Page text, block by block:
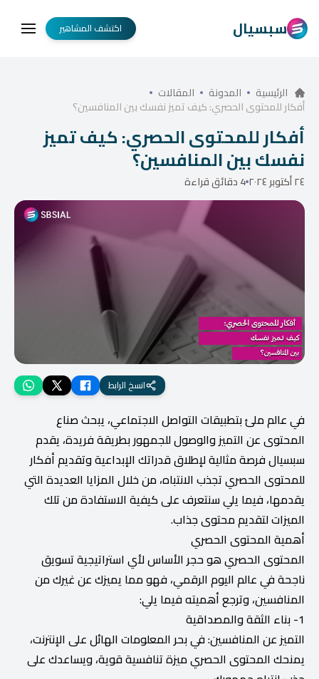
سبسيال اكتشف المشاهير
الرئيسية المدونة المقالات
أفكار للمحتوى الحصري: كيف تميز نفسك بين المنافسين؟
أفكار للمحتوى الحصري: كيف تميز
نفسك بين المنافسين؟
٢٤ أكتوبر ٢٠٢٤ 4 دقائق قراءة
انسخ الرابط
في عالم ملئ بتطبيقات التواصل الاجتماعي، يبحث صناع
المحتوى عن التميز والوصول للجمهور بطريقة فريدة، يقدم
سبسيال فرصة مثالية لإطلاق قدراتك الإبداعية وتقديم أفكار
للمحتوى الحصري تجذب الانتباه، من خلال المزايا العديدة التي
يقدمها، فيما يلي سنتعرف على كيفية الاستفادة من تلك
الميزات لتقديم محتوى جذاب.
أهمية المحتوى الحصري
المحتوى الحصري هو حجر الأساس لأي استراتيجية تسويق
ناجحة في عالم اليوم الرقمي، فهو مما يميزك عن غيرك من
المنافسين، وترجع أهميته فيما يلي:
1- بناء الثقة والمصداقية
التميز عن المنافسين: في بحر المعلومات الهائل على الإنترنت،
يمنحك المحتوى الحصري ميزة تنافسية قوية، ويساعدك على